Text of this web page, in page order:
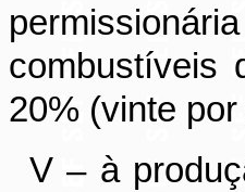
combustíveis
20% (vinte
V – à